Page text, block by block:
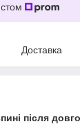
Доставка
після